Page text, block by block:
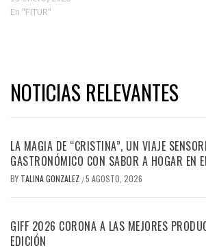
En "FITUR"
NOTICIAS RELEVANTES
LA MAGIA DE “CRISTINA”, UN VIAJE
GASTRONÓMICO CON SABOR A HOGAR EN
BY TALINA GONZALEZ /5 AGOSTO, 2026
GIFF 2026 CORONA A LAS MEJORES
EDICIÓN